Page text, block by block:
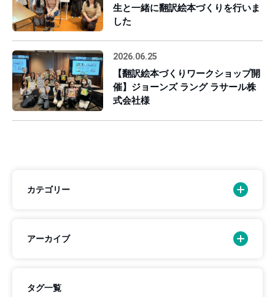
生と一緒に翻訳絵本づくりを行いま
した
2026.06.25
【翻訳絵本づくりワークショップ開
催】ジョーンズ ラング ラサール株
式会社様
カテゴリー
アーカイブ
タグ一覧